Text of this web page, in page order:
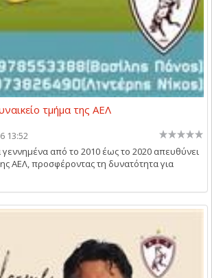
τμήμα της ΑΕΛ
13:52
γεννημένα από το 2010 έως το 2020 απευθύνει
ΑΕΛ, προσφέροντας τη δυνατότητα για